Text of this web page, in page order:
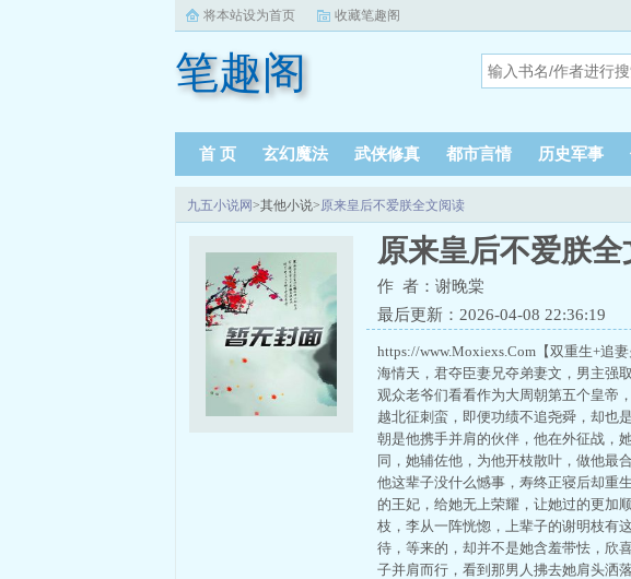
将本站设为首页 收藏笔趣阁
笔趣阁
首 页 玄幻魔法 武侠修真 都市言情 历史军事
九五小说网>其他小说>原来皇后不爱朕全文阅读
原来皇后不爱朕
作 者：谢晚棠
最后更新：2026-04-08 22:36:19
https://www.Moxiexs.Com【双重生+追
海情天，君夺臣妻兄夺弟妻文，男主强
观众老爷们看看作为大周朝第五个皇帝
越北征刺蛮，即便功绩不追尧舜，却也
朝是他携手并肩的伙伴，他在外征战，
同，她辅佐他，为他开枝散叶，做他最
他这辈子没什么憾事，寿终正寝后却重
的王妃，给她无上荣耀，让她过的更加
枝，李从一阵恍惚，上辈子的谢明枝有
待，等来的，却并不是她含羞带怯，欣
子并肩而行，看到那男人拂去她肩头洒